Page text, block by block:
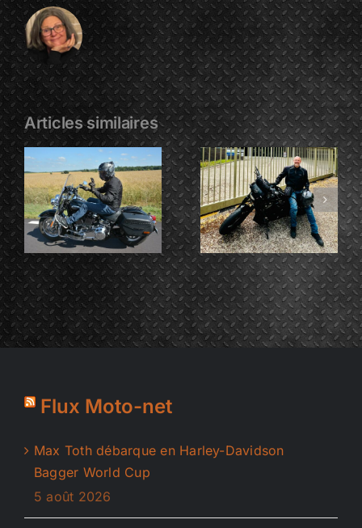
Articles similaires
ARNAUD
Pelletier
ISABELLE
et
VINCENT
Blin
Flux Moto-net
Max Toth débarque en Harley-Davidson
Bagger World Cup
5 août 2026